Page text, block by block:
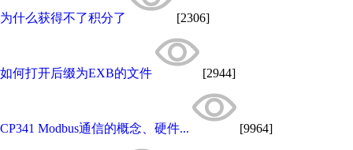
为什么获得不了积分了 [2306]
如何打开后缀为EXB的文件 [2944]
CP341 Modbus通信的概念、硬件... [9964]